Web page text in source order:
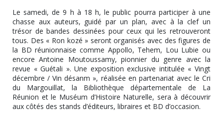
Le samedi, de 9 h à 18 h, le public pourra participer à une
chasse aux auteurs, guidé par un plan, avec à la clef un
trésor de bandes dessinées pour ceux qui les retrouveront
tous. Des « Ron kozé » seront organisés avec des figures de
la BD réunionnaise comme Appollo, Tehem, Lou Lubie ou
encore Antoine Moutoussamy, pionnier du genre avec la
revue « Guétali ». Une exposition exclusive intitulée « Vingt
décembre / Vin désanm », réalisée en partenariat avec le Cri
du Margouillat, la Bibliothèque départementale de La
Réunion et le Muséum d’Histoire Naturelle, sera à découvrir
aux côtés des stands d’éditeurs, libraires et BD d’occasion.